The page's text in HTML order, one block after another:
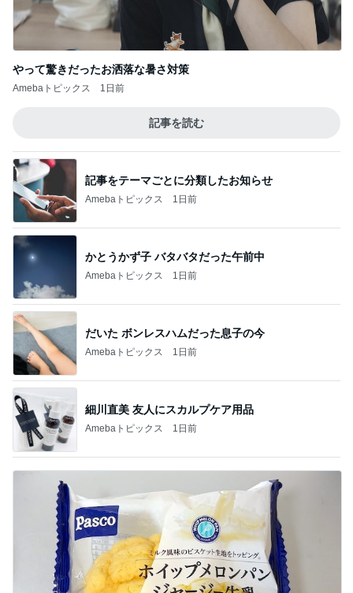
やって驚きだったお洒落な暑さ対策
Amebaトピックス 1日前
記事を読む
記事をテーマごとに分類したお知らせ
Amebaトピックス 1日前
かとうかず子 バタバタだった午前中
Amebaトピックス 1日前
だいた ボンレスハムだった息子の今
Amebaトピックス 1日前
細川直美 友人にスカルプケア用品
Amebaトピックス 1日前